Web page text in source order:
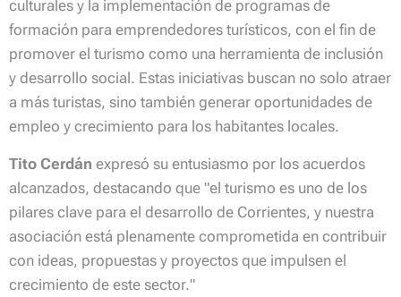
culturales y la implementación de programas de
formación para emprendedores turísticos, con el fin de
promover el turismo como una herramienta de inclusión
y desarrollo social. Estas iniciativas buscan no solo atraer
a más turistas, sino también generar oportunidades de
empleo y crecimiento para los habitantes locales.
Tito Cerdán expresó su entusiasmo por los acuerdos
alcanzados, destacando que "el turismo es uno de los
pilares clave para el desarrollo de Corrientes, y nuestra
asociación está plenamente comprometida en contribuir
con ideas, propuestas y proyectos que impulsen el
crecimiento de este sector."